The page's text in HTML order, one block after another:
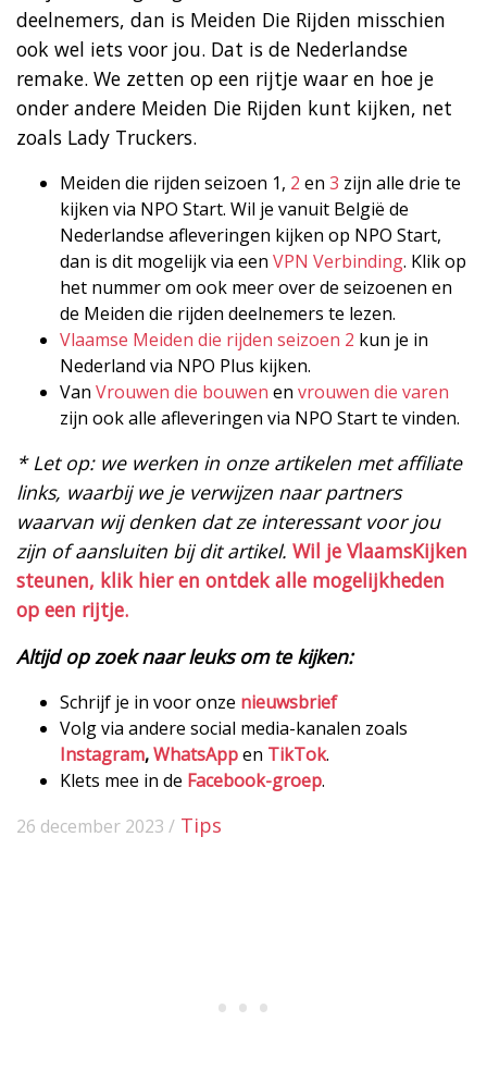
deelnemers, dan is Meiden Die Rijden misschien
ook wel iets voor jou. Dat is de Nederlandse
remake. We zetten op een rijtje waar en hoe je
onder andere Meiden Die Rijden kunt kijken, net
zoals Lady Truckers.
Meiden die rijden seizoen 1, 2 en 3 zijn alle drie te
kijken via NPO Start. Wil je vanuit België de
Nederlandse afleveringen kijken op NPO Start,
dan is dit mogelijk via een VPN Verbinding. Klik op
het nummer om ook meer over de seizoenen en
de Meiden die rijden deelnemers te lezen.
Vlaamse Meiden die rijden seizoen 2 kun je in
Nederland via NPO Plus kijken.
Van Vrouwen die bouwen en vrouwen die varen
zijn ook alle afleveringen via NPO Start te vinden.
* Let op: we werken in onze artikelen met affiliate
links, waarbij we je verwijzen naar partners
waarvan wij denken dat ze interessant voor jou
zijn of aansluiten bij dit artikel. Wil je VlaamsKijken
steunen, klik hier en ontdek alle mogelijkheden
op een rijtje.
Altijd op zoek naar leuks om te kijken:
Schrijf je in voor onze nieuwsbrief
Volg via andere social media-kanalen zoals
Instagram,WhatsAppen TikTok.
Klets mee in de Facebook-groep.
26 december 2023 / Tips